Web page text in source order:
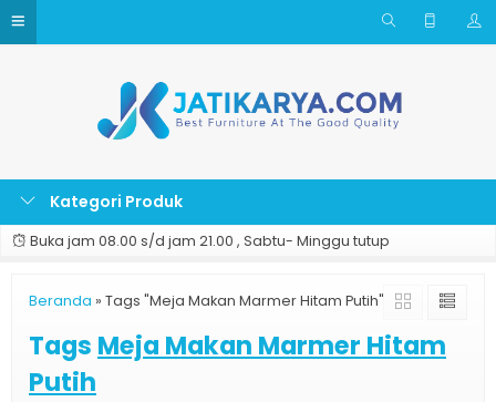
Kategori Produk
Buka jam 08.00 s/d jam 21.00 , Sabtu- Minggu tutup
Beranda » Tags "Meja Makan Marmer Hitam Putih"
Tags Meja Makan Marmer Hitam
Putih